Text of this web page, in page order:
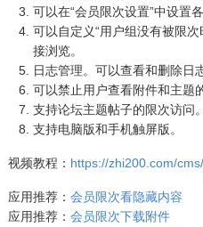
可以在“会员限次设置”中设置
可以自定义“用户组没有被限
接浏览。
日志管理。可以查看和删除日
可以禁止用户查看附件和主题
支持论坛主题帖子的限次访问。
支持电脑版和手机触屏版。
视频教程： https://zhi200.com/
应用推荐： 会员限次看隐藏内容
应用推荐： 会员限次下载附件